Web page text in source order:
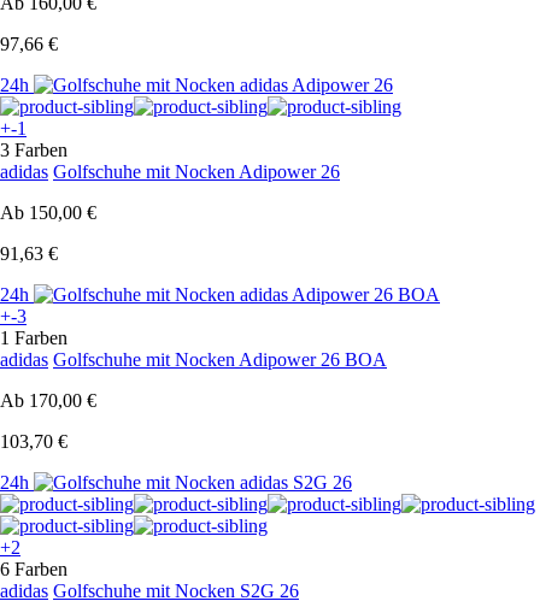
97,66 €
24h
+-1
3 Farben
adidas Golfschuhe mit Nocken Adipower 26
Ab 150,00 €
91,63 €
24h
+-3
1 Farben
adidas Golfschuhe mit Nocken Adipower 26 BOA
Ab 170,00 €
103,70 €
24h
+2
6 Farben
adidas Golfschuhe mit Nocken S2G 26